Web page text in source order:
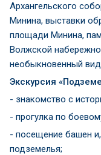
Архангельского
Минина, выставки
площади Минина,
Волжской
необыкновенный
Экскурсия
- знакомство с
- прогулка по
- посещение башен
подземелья;